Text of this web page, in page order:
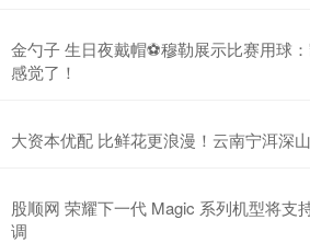
金勺子 生日夜戴帽⚽穆勒展示比赛用球
感觉了！
大资本优配 比鲜花更浪漫！云南宁洱深
股顺网 荣耀下一代 Magic 系列机型将支
调